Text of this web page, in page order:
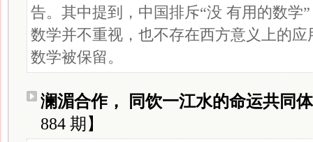
告。其中提到，中国排斥“没 有用的数学
数学并不重视，也不存在西方意义上的
数学被保留。
澜湄合作， 同饮一江水的命运共同体
884 期】